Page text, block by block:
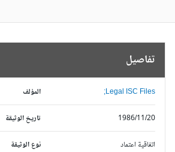
تفاصيل
المؤلف Legal ISC Files;
تاريخ الوثيقة 1986/11/20
نوع الوثيقة اتفاقية اعتماد